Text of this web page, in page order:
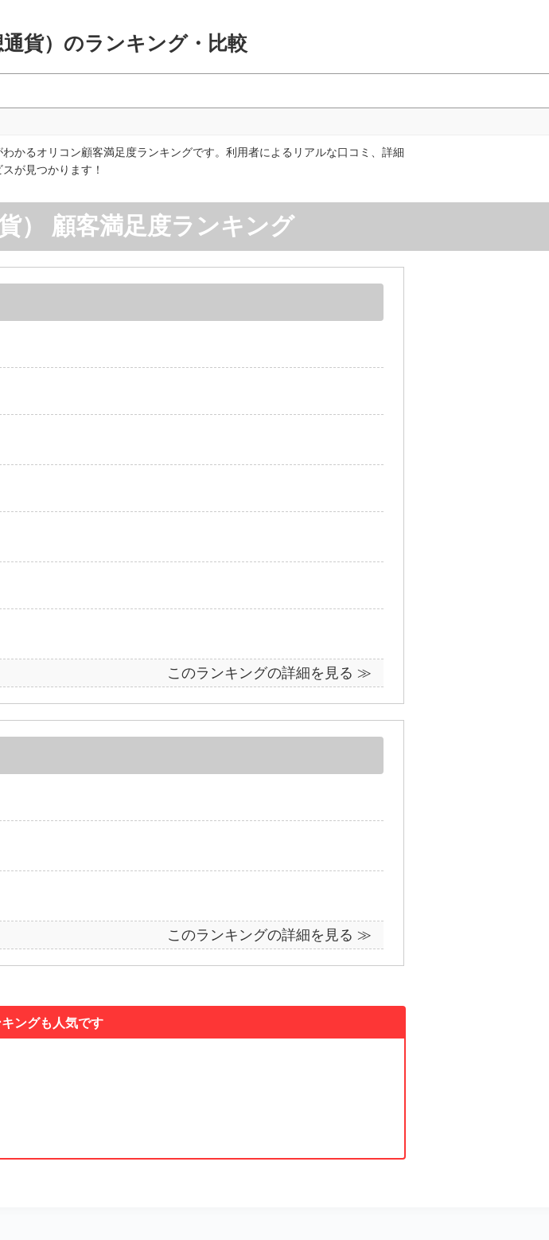
貨）のランキング・比較
かるオリコン顧客満足度ランキングです。利用者によるリアルな口コミ、詳細
が見つかります！
） 顧客満足度ランキング
このランキングの詳細を見る ≫
このランキングの詳細を見る ≫
ングも人気です